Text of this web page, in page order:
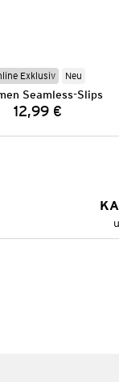
Exklusiv Neu
Seamless-Slips
Preis:
12,99 €